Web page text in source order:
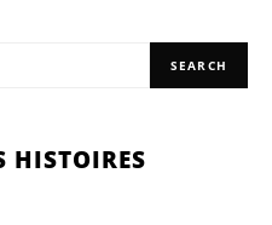
SEARCH
HISTOIRES